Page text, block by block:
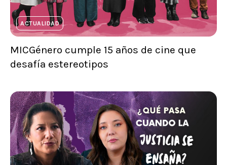
ACTUALIDAD
MICGénero cumple 15 años de cine que
desafía estereotipos